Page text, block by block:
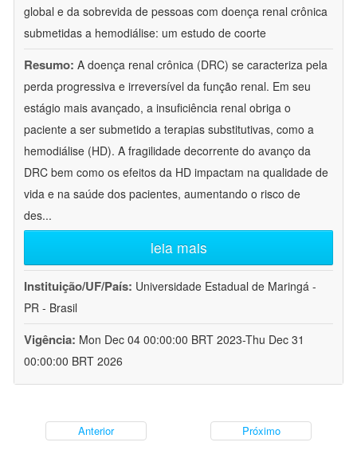
global e da sobrevida de pessoas com doença renal crônica
submetidas a hemodiálise: um estudo de coorte
Resumo: A doença renal crônica (DRC) se caracteriza pela
perda progressiva e irreversível da função renal. Em seu
estágio mais avançado, a insuficiência renal obriga o
paciente a ser submetido a terapias substitutivas, como a
hemodiálise (HD). A fragilidade decorrente do avanço da
DRC bem como os efeitos da HD impactam na qualidade de
vida e na saúde dos pacientes, aumentando o risco de
des...
leia mais
Instituição/UF/País: Universidade Estadual de Maringá -
PR - Brasil
Vigência: Mon Dec 04 00:00:00 BRT 2023-Thu Dec 31
00:00:00 BRT 2026
Anterior Próximo